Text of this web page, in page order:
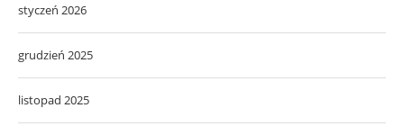
styczeń 2026
grudzień 2025
listopad 2025